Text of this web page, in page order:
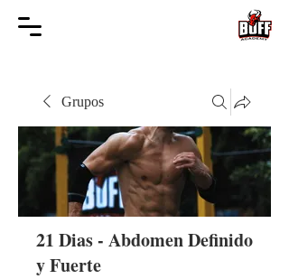
Grupos
21 Dias - Abdomen Definido
y Fuerte